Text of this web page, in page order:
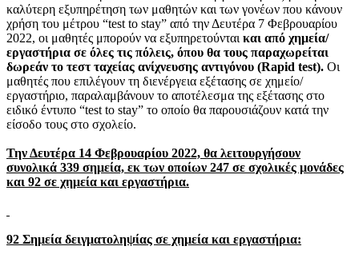
καλύτερη εξυπηρέτηση των μαθητών και των γονέων που κάνουν
χρήση του μέτρου “test to stay” από την Δευτέρα 7 Φεβρουαρίου
2022, οι μαθητές μπορούν να εξυπηρετούνται και από χημεία/
εργαστήρια σε όλες τις πόλεις, όπου θα τους παραχωρείται
δωρεάν το τεστ ταχείας ανίχνευσης αντιγόνου (Rapid test). Οι
μαθητές που επιλέγουν τη διενέργεια εξέτασης σε χημείο/
εργαστήριο, παραλαμβάνουν το αποτέλεσμα της εξέτασης στο
ειδικό έντυπο “test to stay” το οποίο θα παρουσιάζουν κατά την
είσοδο τους στο σχολείο.
Την Δευτέρα 14 Φεβρουαρίου 2022, θα λειτουργήσουν
συνολικά 339 σημεία, εκ των οποίων 247 σε σχολικές μονάδες
και 92 σε χημεία και εργαστήρια.
92 Σημεία δειγματοληψίας σε χημεία και εργαστήρια: